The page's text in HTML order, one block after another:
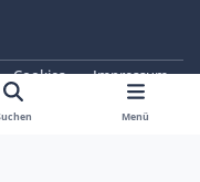
Cookies
Impressum
by Invision Community
Menü